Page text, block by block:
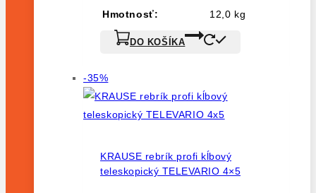
Hmotnosť: 12,0 kg
DO KOŠÍKA
-35%Výrobok
na
predaj
KRAUSE rebrík profi kĺbový
teleskopický TELEVARIO 4×5